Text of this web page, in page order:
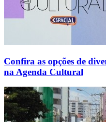
Confira as opções de
na Agenda Cultural